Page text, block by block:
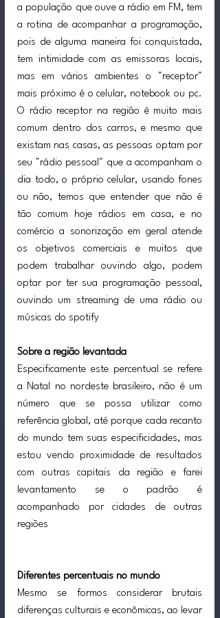
a população que ouve a rádio em FM, tem
a rotina de acompanhar a programação,
pois de alguma maneira foi conquistada,
tem intimidade com as emissoras locais,
mas em vários ambientes o "receptor"
mais próximo é o celular, notebook ou pc.
O rádio receptor na região é muito mais
comum dentro dos carros, e mesmo que
existam nas casas, as pessoas optam por
seu "rádio pessoal" que a acompanham o
dia todo, o próprio celular, usando fones
ou não, temos que entender que não é
tão comum hoje rádios em casa, e no
comércio a sonorização em geral atende
os objetivos comerciais e muitos que
podem trabalhar ouvindo algo, podem
optar por ter sua programação pessoal,
ouvindo um streaming de uma rádio ou
músicas do spotify
Sobre a região levantada
Especificamente este percentual se refere
a Natal no nordeste brasileiro, não é um
número que se possa utilizar como
referência global, até porque cada recanto
do mundo tem suas especificidades, mas
estou vendo proximidade de resultados
com outras capitais da região e farei
levantamento se o padrão é
acompanhado por cidades de outras
regiões
Diferentes percentuais no mundo
Mesmo se formos considerar brutais
diferenças culturais e econômicas, ao levar